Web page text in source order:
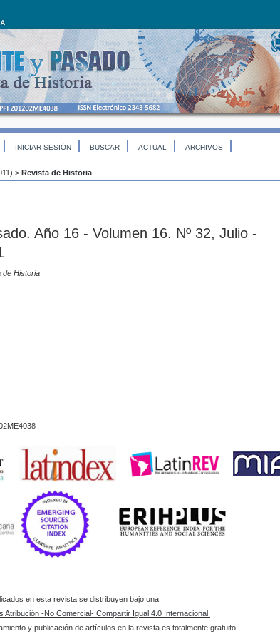
INICIAR SESIÓN BUSCAR ACTUAL ARCHIVOS
> Revista de Historia
Año 16 - Volumen 16. Nº 32, Julio -
de Historia
en esta revista se distribuyen bajo una
Atribución -No Comercial- Compartir Igual 4.0 Internacional.
y publicación de artículos en la revista es totalmente gratuito.